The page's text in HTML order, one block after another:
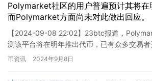
Polymarket社区的用户普遍预计其将在
而Polymarket方面尚未对此做出回应。
【2024-09-08 22:02】23btc报道，
测该平台将在明年推出代币，已有众多交易
投。目前，Polymarket因不…
币资讯 2024年9月8日